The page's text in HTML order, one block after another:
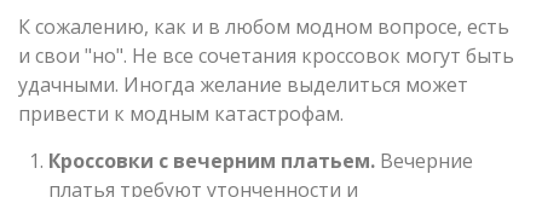
К сожалению, как и в любом модном вопросе, есть
и свои "но". Не все сочетания кроссовок могут быть
удачными. Иногда желание выделиться может
привести к модным катастрофам.
Кроссовки с вечерним платьем. Вечерние
платья требуют утонченности и